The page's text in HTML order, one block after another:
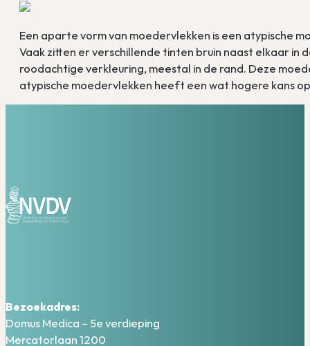
Een aparte vorm van moedervlekken is een atypische
Vaak zitten er verschillende tinten bruin naast elkaar in
roodachtige verkleuring, meestal in de rand. Deze
atypische moedervlekken heeft een wat hogere kans
Bezoekadres:
Domus Medica – 5e verdieping
Mercatorlaan 1200